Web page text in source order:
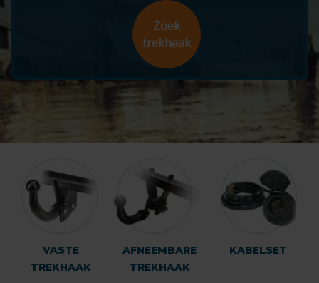
Zoek
trekhaak
VASTE
TREKHAAK
AFNEEMBARE
TREKHAAK
KABELSET